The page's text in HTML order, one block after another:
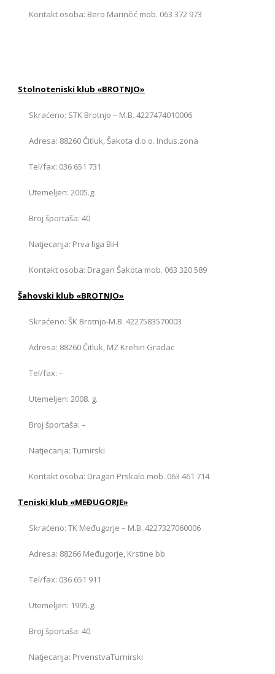
Kontakt osoba: Bero Marinčić mob. 063 372 973
Stolnoteniski klub «BROTNJO»
Skraćeno: STK Brotnjo – M.B. 4227474010006
Adresa: 88260 Čitluk, Šakota d.o.o. Indus.zona
Tel/fax: 036 651 731
Utemeljen: 2005.g.
Broj športaša: 40
Natjecanja: Prva liga BiH
Kontakt osoba: Dragan Šakota mob. 063 320 589
Šahovski klub «BROTNJO»
Skraćeno: ŠK Brotnjo-M.B. 4227583570003
Adresa: 88260 Čitluk, MZ Krehin Gradac
Tel/fax: –
Utemeljen: 2008. g.
Broj športaša: –
Natjecanja: Turnirski
Kontakt osoba: Dragan Prskalo mob. 063 461 714
Teniski klub «MEĐUGORJE»
Skraćeno: TK Međugorje – M.B. 4227327060006
Adresa: 88266 Međugorje, Krstine bb
Tel/fax: 036 651 911
Utemeljen: 1995.g.
Broj športaša: 40
Natjecanja: PrvenstvaTurnirski